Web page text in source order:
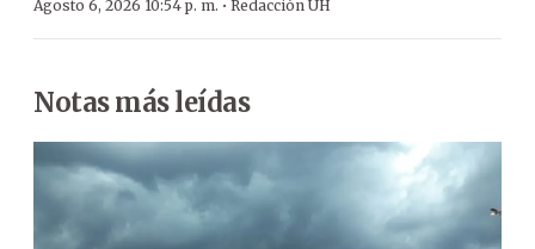
Agosto 6, 2026 10:54 p. m. · Redacción ÚH
Notas más leídas